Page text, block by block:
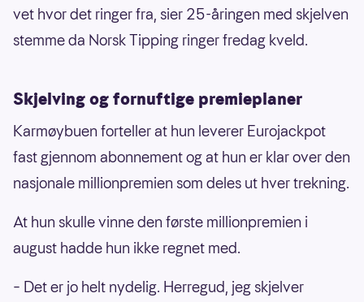
vet hvor det ringer fra, sier 25-åringen med skjelven
stemme da Norsk Tipping ringer fredag kveld.
Skjelving og fornuftige premieplaner
Karmøybuen forteller at hun leverer Eurojackpot
fast gjennom abonnement og at hun er klar over den
nasjonale millionpremien som deles ut hver trekning.
At hun skulle vinne den første millionpremien i
august hadde hun ikke regnet med.
– Det er jo helt nydelig. Herregud, jeg skjelver